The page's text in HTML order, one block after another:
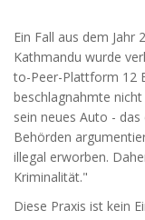
Ein Fall aus dem Jahr
Kathmandu wurde
to-Peer-Plattform 12
beschlagnahmte
sein neues Auto -
Behörden
illegal erworben.
Kriminalität."
Diese Praxis ist kein